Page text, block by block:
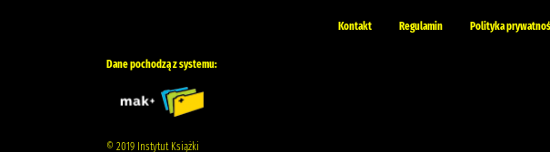
Kontakt Regulamin Polityka
Dane pochodzą z systemu:
© 2019 Instytut Książki